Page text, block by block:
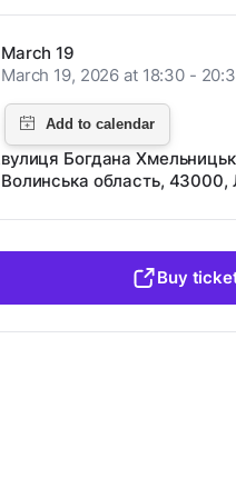
March 19
March 19, 2026 at 18:30 -
вулиця Богдана
Волинська область, 43000,
Buy